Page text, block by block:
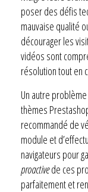
poser des défis
mauvaise qualité
décourager les
vidéos sont
résolution tout en
Un autre
thèmes
recommandé de
module et
navigateurs pour
proactivede ces
parfaitement et